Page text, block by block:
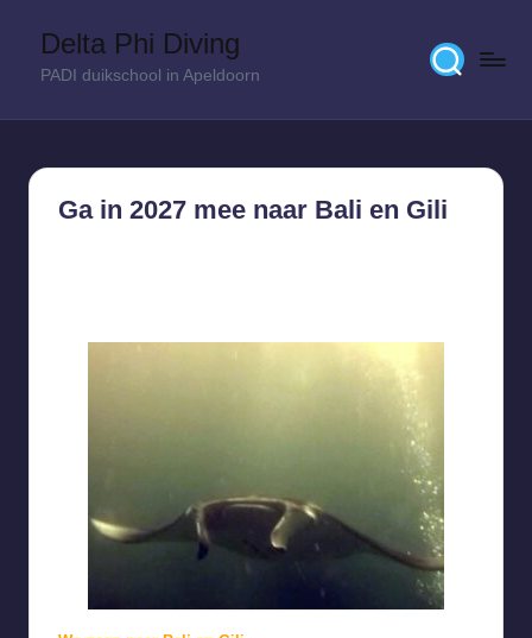
Delta Phi Diving
PADI duikschool in Apeldoorn
Ga in 2027 mee naar Bali en Gili